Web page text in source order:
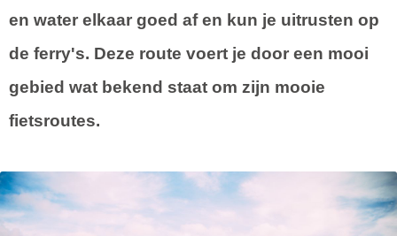
en water elkaar goed af en kun je uitrusten op
de ferry's. Deze route voert je door een mooi
gebied wat bekend staat om zijn mooie
fietsroutes.